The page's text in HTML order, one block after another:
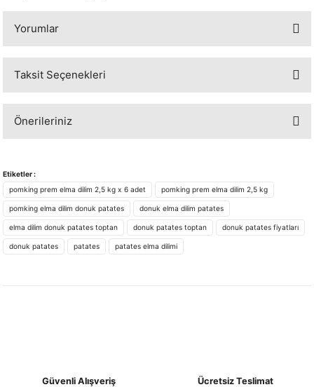
Yorumlar
Taksit Seçenekleri
Önerileriniz
iletebilirsiniz.
Görüş ve önerileriniz için teşekkür ederiz.
Ürün resmi kalitesiz, bozuk veya görüntülenemiyor.
Ürün açıklamasında eksik bilgiler bulunuyor.
Etiketler :
pomking prem elma dilim 2,5 kg x 6 adet
pomking prem elma dilim 2,5 kg
pomking elma dilim donuk patates donuk elma dilim patates
elma dilim donuk patates toptan donuk patates toptan donuk patates fiyatları
donuk patates patates patates elma dilimi
Güvenli Alışveriş Ücretsiz Teslimat